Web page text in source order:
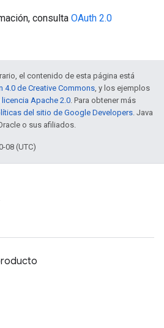
consulta OAuth 2.0
el contenido de esta página está
4.0 de Creative Commons, y los ejemplos
licencia Apache 2.0. Para obtener más
del sitio de Google Developers. Java
o sus afiliados.
08 (UTC)